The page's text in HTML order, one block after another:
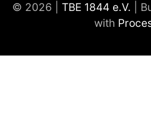
© 2026 | TBE 1844 e.V. |
with